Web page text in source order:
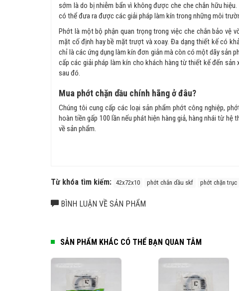
sớm là do bị nhiễm bẩn vì không được che che chắn hữu
có thể đưa ra được các giải pháp làm kín trong những môi
Phớt là một bộ phận quan trọng trong việc che chắn bảo vệ
mặt cố định hay bề mặt trượt và xoay. Đa dạng thiết kế có
chỉ là các ứng dụng làm kín đơn giản mà còn có một dãy sản
cấp các giải pháp làm kín cho khách hàng từ thiết kế đến
sau đó.
Mua phớt chặn dầu chính hãng ở đâu?
Chúng tôi cung cấp các loại sản phẩm phớt công nghiệp,
hoàn tiền gấp 100 lần nếu phát hiện hàng giả, hàng nhái từ
về sản phẩm.
Từ khóa tìm kiếm: 42x72x10 phớt chắn dầu skf phớt chặn trục
BÌNH LUẬN VỀ SẢN PHẨM
SẢN PHẨM KHÁC CÓ THỂ BẠN QUAN TÂM